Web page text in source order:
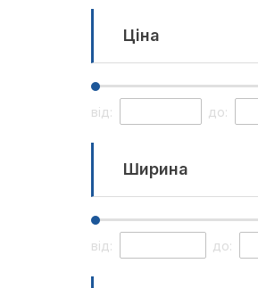
Ціна
від: до:
Ширина
від: до: